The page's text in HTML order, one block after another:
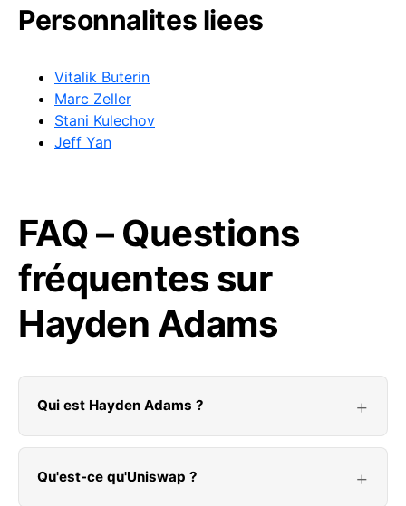
Personnalites liees
Vitalik Buterin
Marc Zeller
Stani Kulechov
Jeff Yan
FAQ – Questions
fréquentes sur
Hayden Adams
Qui est Hayden Adams ?
Qu'est-ce qu'Uniswap ?